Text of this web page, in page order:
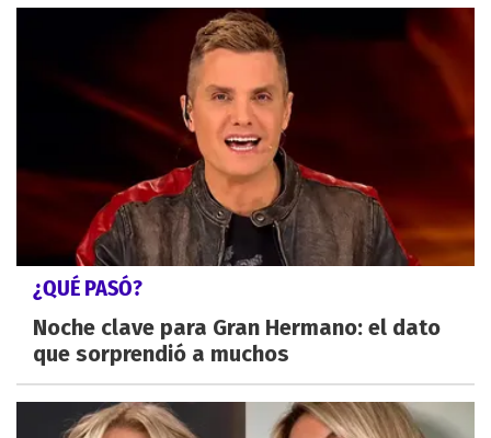
¿QUÉ PASÓ?
Noche clave para Gran Hermano: el dato
que sorprendió a muchos